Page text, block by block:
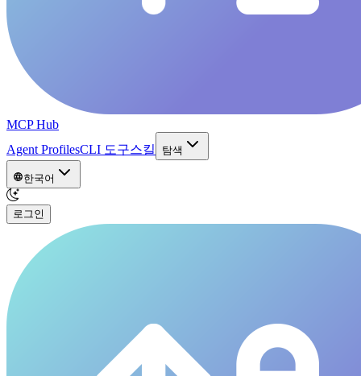
MCP Hub
Agent ProfilesCLI 도구스킬 탐색
한국어
로그인